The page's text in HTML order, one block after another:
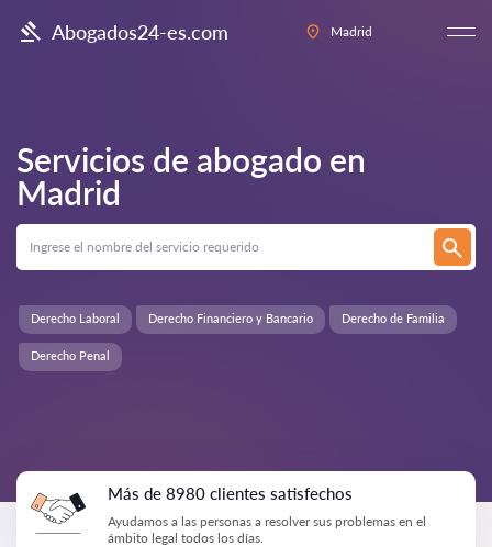
Abogados24-es.com Madrid
Servicios de abogado en
Madrid
Derecho Penal
Derecho Laboral Derecho Financiero y Bancario Derecho de Familia
Más de 8980 clientes satisfechos
Ayudamos a las personas a resolver sus problemas en el
ámbito legal todos los días.